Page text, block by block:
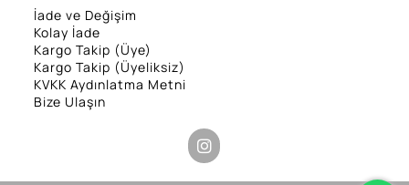
İade ve Değişim
Kolay İade
Kargo Takip (Üye)
Kargo Takip (Üyeliksiz)
KVKK Aydınlatma Metni
Bize Ulaşın